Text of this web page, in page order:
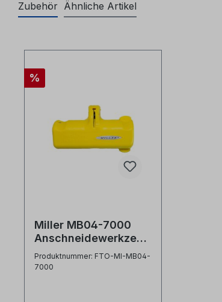
Zubehör Ähnliche Artikel
%
Miller MB04-7000
Anschneidewerkzeug
für flache Dropkabel
Produktnummer: FTO-MI-MB04-
7000